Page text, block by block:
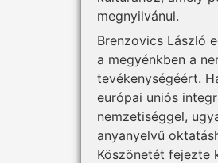
megnyilvánul.
Brenzovics László
a megyénkben a
tevékenységéért.
európai uniós
nemzetiséggel,
anyanyelvű
Köszönetét fejezte